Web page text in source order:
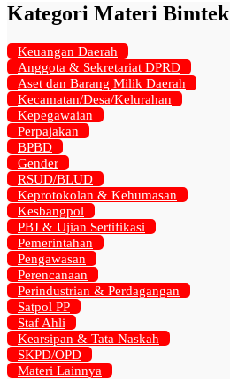
Kategori Materi Bimtek
Keuangan Daerah
Anggota & Sekretariat DPRD
Aset dan Barang Milik Daerah
Kecamatan/Desa/Kelurahan
Kepegawaian
Perpajakan
BPBD
Gender
RSUD/BLUD
Keprotokolan & Kehumasan
Kesbangpol
PBJ & Ujian Sertifikasi
Pemerintahan
Pengawasan
Perencanaan
Perindustrian & Perdagangan
Satpol PP
Staf Ahli
Kearsipan & Tata Naskah
SKPD/OPD
Materi Lainnya